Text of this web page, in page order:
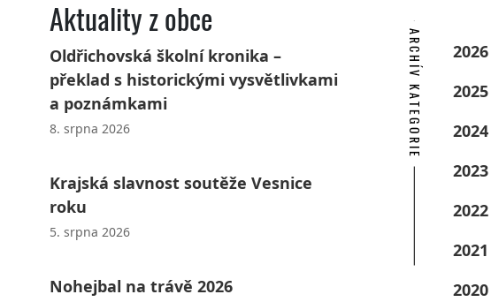
Aktuality z obce
Oldřichovská školní kronika –
překlad s historickými vysvětlivkami
a poznámkami
8. srpna 2026
Krajská slavnost soutěže Vesnice
roku
5. srpna 2026
Nohejbal na trávě 2026
ARCHÍV KATEGORIE 2026
2025
2024
2023
2022
2021
2020